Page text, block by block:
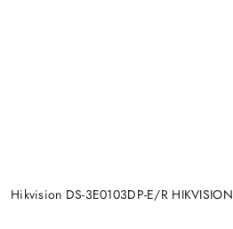
Hikvision DS-3E0103DP-E/R HIKVISION